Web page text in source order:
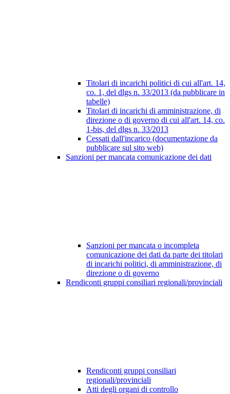
Titolari di incarichi politici di cui all'art. 14,
co. 1, del dlgs n. 33/2013 (da pubblicare in
tabelle)
Titolari di incarichi di amministrazione, di
direzione o di governo di cui all'art. 14, co.
1-bis, del dlgs n. 33/2013
Cessati dall'incarico (documentazione da
pubblicare sul sito web)
Sanzioni per mancata comunicazione dei dati
Sanzioni per mancata o incompleta
comunicazione dei dati da parte dei titolari
di incarichi politici, di amministrazione, di
direzione o di governo
Rendiconti gruppi consiliari regionali/provinciali
Rendiconti gruppi consiliari
regionali/provinciali
Atti degli organi di controllo